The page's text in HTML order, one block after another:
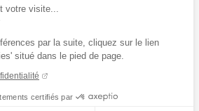
votre visite...
par la suite, cliquez sur le lien
situé dans le pied de page.
certifiés par